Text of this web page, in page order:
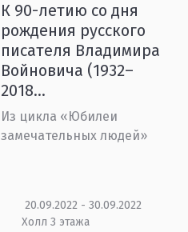
К 90-летию со дня
рождения русского
писателя Владимира
Войновича (1932–
2018...
Из цикла «Юбилеи
замечательных людей»
20.09.2022 - 30.09.2022
Холл 3 этажа